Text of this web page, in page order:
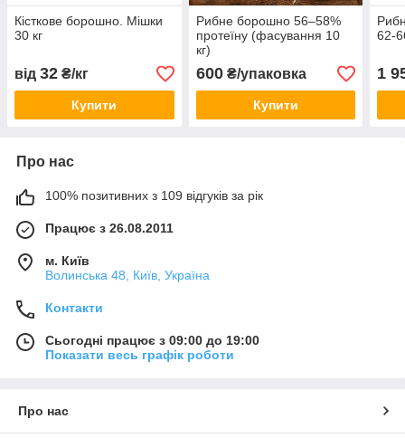
Кісткове борошно. Мішки
30 кг
від 32 ₴/кг
Купити
Рибне борошно 56–58%
протеїну (фасування 10
кг)
600₴/упаковка
Купити
62-
1
Про нас
100% позитивних з 109 відгуків за рік
Працює з 26.08.2011
м. Київ
Волинська 48, Київ, Україна
Контакти
Сьогодні працює з 09:00 до 19:00
Показати весь графік роботи
Про нас